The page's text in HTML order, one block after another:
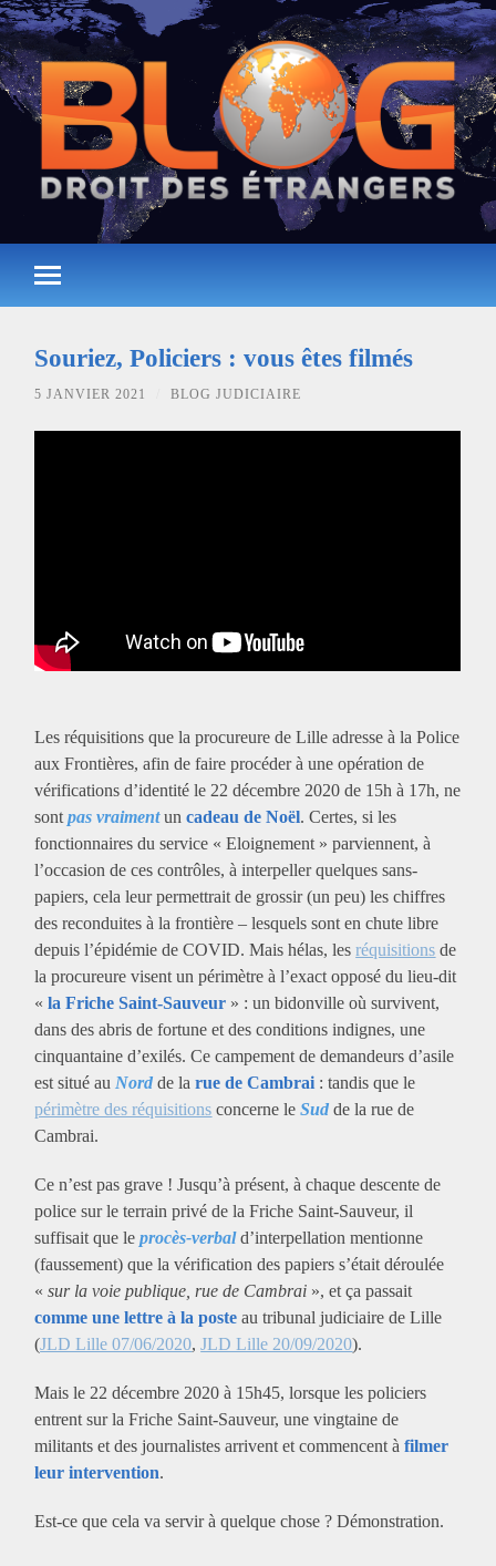
Souriez, Policiers : vous êtes filmés
5 JANVIER 2021 BLOG JUDICIAIRE
Les réquisitions que la procureure de Lille adresse à la Police
aux Frontières, afin de faire procéder à une opération de
vérifications d’identité le 22 décembre 2020 de 15h à 17h, ne
sontpas vraimentuncadeau de Noël. Certes, si les
fonctionnaires du service « Eloignement » parviennent, à
l’occasion de ces contrôles, à interpeller quelques sans-
papiers, cela leur permettrait de grossir (un peu) les chiffres
des reconduites à la frontière – lesquels sont en chute libre
depuis l’épidémie de COVID. Mais hélas, lesréquisitions de
la procureure visent un périmètre à l’exact opposé du lieu-dit
«la Friche Saint-Sauveur » : un bidonville où survivent,
dans des abris de fortune et des conditions indignes, une
cinquantaine d’exilés. Ce campement de demandeurs d’asile
est situé au Nord de larue de Cambrai : tandis que le
périmètre des réquisitions concerne leSud de la rue de
Cambrai.
Ce n’est pas grave ! Jusqu’à présent, à chaque descente de
police sur le terrain privé de la Friche Saint-Sauveur, il
suffisait que leprocès-verbald’interpellation mentionne
(faussement) que la vérification des papiers s’était déroulée
«sur la voie publique, rue de Cambrai », et ça passait
comme une lettre à la poste au tribunal judiciaire de Lille
(JLD Lille 07/06/2020,JLD Lille 20/09/2020).
Mais le 22 décembre 2020 à 15h45, lorsque les policiers
entrent sur la Friche Saint-Sauveur, une vingtaine de
militants et des journalistes arrivent et commencent àfilmer
leur intervention.
Est-ce que cela va servir à quelque chose ? Démonstration.